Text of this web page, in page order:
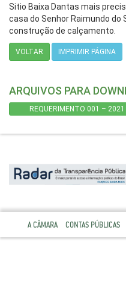
Sitio Baixa Dantas mais
casa do Senhor Raimundo do
construção de calçamento.
VOLTAR IMPRIMIR PÁGINA
ARQUIVOS PARA
REQUERIMENTO 001 –
A CÂMARA CONTAS PÚBLICAS